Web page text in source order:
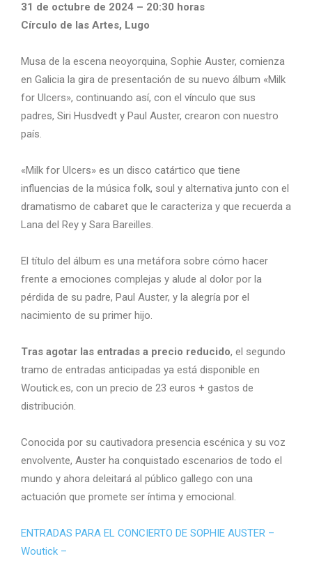
31 de octubre de 2024 – 20:30 horas
Círculo de las Artes, Lugo
Musa de la escena neoyorquina, Sophie Auster, comienza
en Galicia la gira de presentación de su nuevo álbum «Milk
for Ulcers», continuando así, con el vínculo que sus
padres, Siri Husdvedt y Paul Auster, crearon con nuestro
país.
«Milk for Ulcers» es un disco catártico que tiene
influencias de la música folk, soul y alternativa junto con el
dramatismo de cabaret que le caracteriza y que recuerda a
Lana del Rey y Sara Bareilles.
El título del álbum es una metáfora sobre cómo hacer
frente a emociones complejas y alude al dolor por la
pérdida de su padre, Paul Auster, y la alegría por el
nacimiento de su primer hijo.
Tras agotar las entradas a precio reducido, el segundo
tramo de entradas anticipadas ya está disponible en
Woutick.es, con un precio de 23 euros + gastos de
distribución.
Conocida por su cautivadora presencia escénica y su voz
envolvente, Auster ha conquistado escenarios de todo el
mundo y ahora deleitará al público gallego con una
actuación que promete ser íntima y emocional.
ENTRADAS PARA EL CONCIERTO DE SOPHIE AUSTER –
Woutick –